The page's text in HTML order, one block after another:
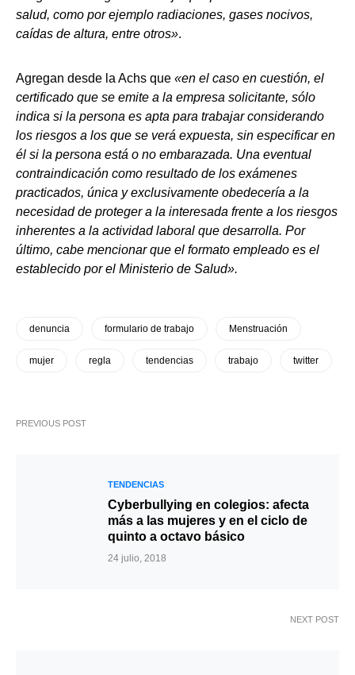
salud, como por ejemplo radiaciones, gases nocivos,
caídas de altura, entre otros».
Agregan desde la Achs que «en el caso en cuestión, el
certificado que se emite a la empresa solicitante, sólo
indica si la persona es apta para trabajar considerando
los riesgos a los que se verá expuesta, sin especificar en
él si la persona está o no embarazada. Una eventual
contraindicación como resultado de los exámenes
practicados, única y exclusivamente obedecería a la
necesidad de proteger a la interesada frente a los riesgos
inherentes a la actividad laboral que desarrolla. Por
último, cabe mencionar que el formato empleado es el
establecido por el Ministerio de Salud».
denuncia formulario de trabajo Menstruación
mujer regla tendencias trabajo twitter
PREVIOUS POST
TENDENCIAS
Cyberbullying en colegios: afecta
más a las mujeres y en el ciclo de
quinto a octavo básico
24 julio, 2018
NEXT POST